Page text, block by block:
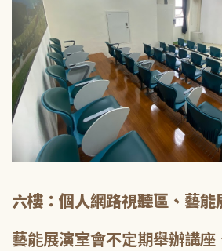
六樓：個人網路視聽區、藝能
藝能展演室會不定期舉辦講座